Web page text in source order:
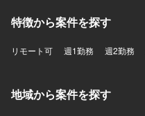
特徴から案件を探す
リモート可 週1勤務 週2勤務
地域から案件を探す